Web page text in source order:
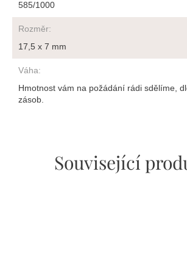
Související
585/1000
Rozměr:
17,5 x 7 mm
Váha:
Hmotnost vám na požádání rádi sdělíme,
zásob.